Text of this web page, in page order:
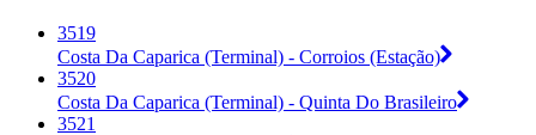
3519
Costa Da Caparica (Terminal) - Corroios (Estação)
3520
Costa Da Caparica (Terminal) - Quinta Do Brasileiro
3521